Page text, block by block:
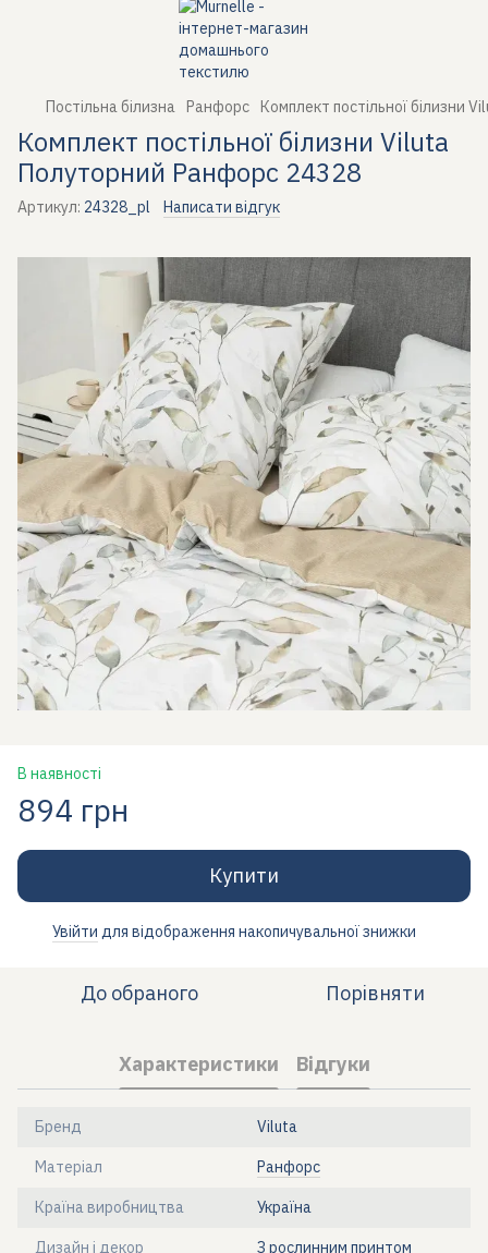
Постільна білизна Ранфорс Комплект постільної білизни
Комплект постільної білизни Viluta
Полуторний Ранфорс 24328
Артикул: 24328_pl Написати відгук
В наявності
894 грн
Купити
Увійти для відображення накопичувальної знижки
До обраного Порівняти
Характеристики Відгуки
Бренд Viluta
Матеріал Ранфорс
Країна виробництва Україна
Дизайн і декор З рослинним принтом